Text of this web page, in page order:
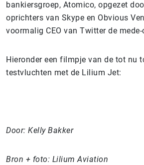
bankiersgroep, Atomico, opgezet
oprichters van Skype en Obvious
voormalig CEO van Twitter de
Hieronder een filmpje van de tot nu
testvluchten met de Lilium Jet:
Door: Kelly Bakker
Bron + foto: Lilium Aviation